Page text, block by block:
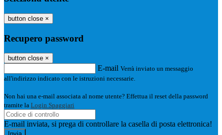
button close ×
Recupero password
button close ×
E-mail Verrà inviato un messaggio
all'indirizzo indicato con le istruzioni necessarie.
Non hai una e-mail associata al nome utente? Effettua il reset della password
tramite la Login Spaggiari
E-mail inviata, si prega di controllare la casella di posta elettronica!